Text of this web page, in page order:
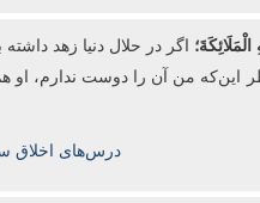
اگر در حلال دنیا زهد
این‌که من آن را دوست ندارم،
درس‌های اخلاق سال تحصیلی 94-95؛ جلسه